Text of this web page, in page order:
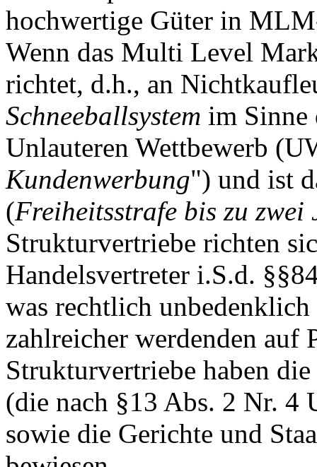
hochwertige Güter in
Wenn das Multi Level
richtet, d.h., an
Schneeballsystem im Sinne
Unlauteren Wettbewerb
Kundenwerbung") und ist
(Freiheitsstrafe bis zu
Strukturvertriebe richten
Handelsvertreter i.S.d.
was rechtlich
zahlreicher werdenden auf
Strukturvertriebe haben
(die nach §13 Abs. 2 Nr. 4
sowie die Gerichte und